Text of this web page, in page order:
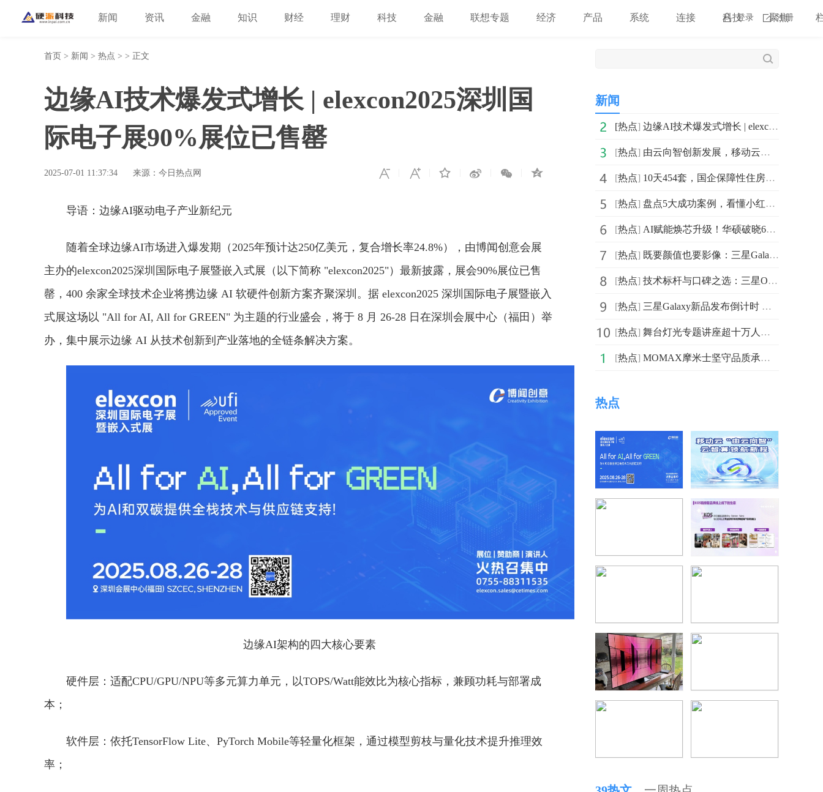
登录 注册
新闻 资讯 金融 知识 财经 理财 科技 金融 联想专题 经济 产品 系统 连接 科技 聚焦
首页 > 新闻 > 热点 > > 正文
边缘AI技术爆发式增长 | elexcon2025深圳国
际电子展90%展位已售罄
2025-07-01 11:37:34 来源：今日热点网
导语：边缘AI驱动电子产业新纪元
随着全球边缘AI市场进入爆发期（2025年预计达250亿美元，复合增长率24.8%），由博闻创意会展
主办的elexcon2025深圳国际电子展暨嵌入式展（以下简称 "elexcon2025"）最新披露，展会90%展位已售
罄，400 余家全球技术企业将携边缘 AI 软硬件创新方案齐聚深圳。据 elexcon2025 深圳国际电子展暨嵌入
式展这场以 "All for AI, All for GREEN" 为主题的行业盛会，将于 8 月 26-28 日在深圳会展中心（福田）举
办，集中展示边缘 AI 从技术创新到产业落地的全链条解决方案。
边缘AI架构的四大核心要素
硬件层：适配CPU/GPU/NPU等多元算力单元，以TOPS/Watt能效比为核心指标，兼顾功耗与部署成
本；
软件层：依托TensorFlow Lite、PyTorch Mobile等轻量化框架，通过模型剪枝与量化技术提升推理效
率；
新闻
[热点] 边缘AI技术爆发式增长 | elexcon2025深圳国际电子展90%
[热点] 由云向智创新发展，移动云深度激活AI时代价值潜能
[热点] 10天454套，国企保障性住房项目背后的量房黑科技
[热点] 盘点5大成功案例，看懂小红书代运营如何用KOS低成本种草
[热点] AI赋能焕芯升级！华硕破晓6S商务轻薄本助你智享办公轻体验
[热点] 既要颜值也要影像：三星Galaxy S25 Edge体验式评测
[热点] 技术标杆与口碑之选：三星OLED产品获消费者与专业媒体一
[热点] 三星Galaxy新品发布倒计时 参与新品登记有惊喜好礼
[热点] 舞台灯光专题讲座超十万人在线上直播中找到答案，让专业
[热点] MOMAX摩米士坚守品质承诺，移动电源符合国家 CCC 认证
热点